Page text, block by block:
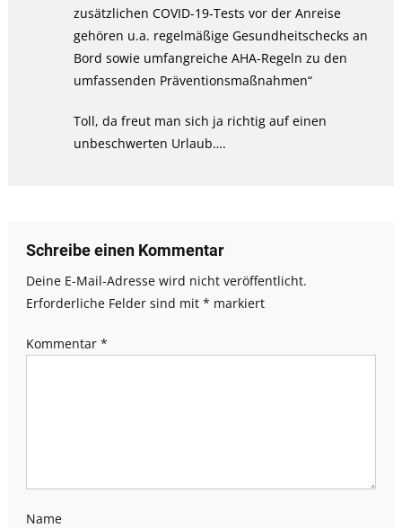
zusätzlichen COVID-19-Tests vor der Anreise
gehören u.a. regelmäßige Gesundheitschecks an
Bord sowie umfangreiche AHA-Regeln zu den
umfassenden Präventionsmaßnahmen“
Toll, da freut man sich ja richtig auf einen
unbeschwerten Urlaub….
Schreibe einen Kommentar
Deine E-Mail-Adresse wird nicht veröffentlicht.
Erforderliche Felder sind mit * markiert
Kommentar *
Name